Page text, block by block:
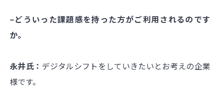
–どういった課題感を持った方がご利用されるのです
か。
永井氏： デジタルシフトをしていきたいとお考えの企業
様です。